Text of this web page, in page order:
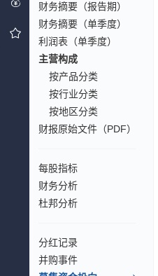
财务摘要（报告期）
财务摘要（单季度）
利润表（单季度）
主营构成
按产品分类
按行业分类
按地区分类
财报原始文件（PDF）
每股指标
财务分析
杜邦分析
分红记录
并购事件